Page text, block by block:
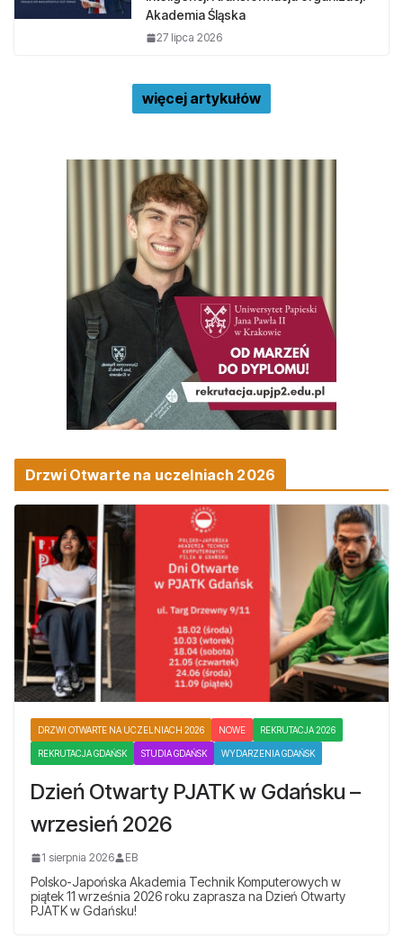
Akademia Śląska
27 lipca 2026
więcej artykułów
Drzwi Otwarte na uczelniach 2026
DRZWI OTWARTE NA UCZELNIACH 2026 NOWE REKRUTACJA 2026
REKRUTACJA GDAŃSK STUDIA GDAŃSK WYDARZENIA GDAŃSK
Dzień Otwarty PJATK w Gdańsku –
wrzesień 2026
1 sierpnia 2026 EB
Polsko-Japońska Akademia Technik Komputerowych w
piątek 11 września 2026 roku zaprasza na Dzień Otwarty
PJATK w Gdańsku!